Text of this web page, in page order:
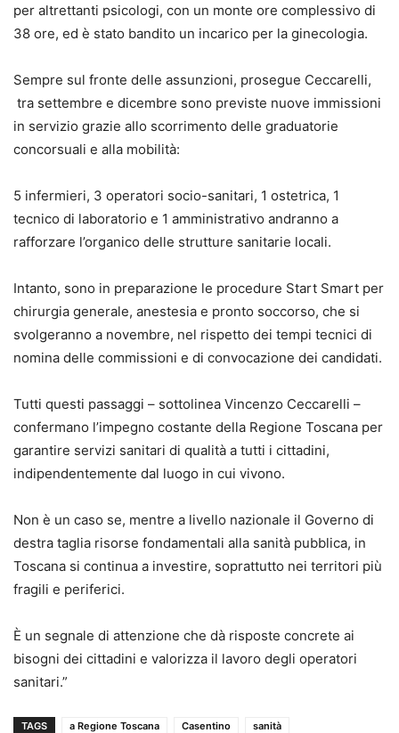
per altrettanti psicologi, con un monte ore complessivo di
38 ore, ed è stato bandito un incarico per la ginecologia.
Sempre sul fronte delle assunzioni, prosegue Ceccarelli,
tra settembre e dicembre sono previste nuove immissioni
in servizio grazie allo scorrimento delle graduatorie
concorsuali e alla mobilità:
5 infermieri, 3 operatori socio-sanitari, 1 ostetrica, 1
tecnico di laboratorio e 1 amministrativo andranno a
rafforzare l’organico delle strutture sanitarie locali.
Intanto, sono in preparazione le procedure Start Smart per
chirurgia generale, anestesia e pronto soccorso, che si
svolgeranno a novembre, nel rispetto dei tempi tecnici di
nomina delle commissioni e di convocazione dei candidati.
Tutti questi passaggi – sottolinea Vincenzo Ceccarelli –
confermano l’impegno costante della Regione Toscana per
garantire servizi sanitari di qualità a tutti i cittadini,
indipendentemente dal luogo in cui vivono.
Non è un caso se, mentre a livello nazionale il Governo di
destra taglia risorse fondamentali alla sanità pubblica, in
Toscana si continua a investire, soprattutto nei territori più
fragili e periferici.
È un segnale di attenzione che dà risposte concrete ai
bisogni dei cittadini e valorizza il lavoro degli operatori
sanitari.”
TAGS a Regione Toscana Casentino
sanità